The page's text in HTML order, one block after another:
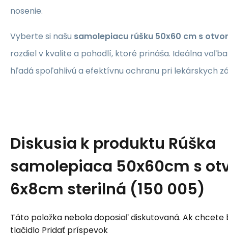
nosenie.
Vyberte si našu samolepiacu rúšku 50x60 cm s
rozdiel v kvalite a pohodlí, ktoré prináša. Ideálna
hľadá spoľahlivú a efektívnu ochranu pri lekárskych
Diskusia k produktu Rúška
samolepiaca 50x60cm s
6x8cm sterilná (150 005)
Táto položka nebola doposiaľ diskutovaná. Ak chcete
tlačidlo Pridať príspevok